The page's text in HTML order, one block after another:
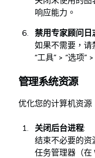
响应能力。
禁用专家顾问日
如果不需要，请
“工具” > “选项”
管理系统资源
优化您的计算机资
关闭后台进程:
结束不必要的资
任务管理器（在